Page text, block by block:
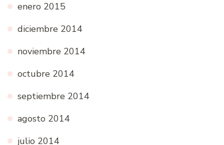
enero 2015
diciembre 2014
noviembre 2014
octubre 2014
septiembre 2014
agosto 2014
julio 2014